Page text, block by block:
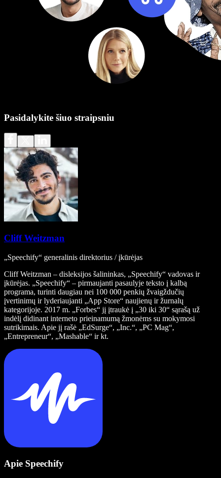
Pasidalykite šiuo straipsniu
Cliff Weitzman
„Speechify“ generalinis direktorius / įkūrėjas
Cliff Weitzman – disleksijos šalininkas, „Speechify“ vadovas ir
įkūrėjas. „Speechify“ – pirmaujanti pasaulyje teksto į kalbą
programa, turinti daugiau nei 100 000 penkių žvaigždučių
įvertinimų ir lyderiaujanti „App Store“ naujienų ir žurnalų
kategorijoje. 2017 m. „Forbes“ jį įtraukė į „30 iki 30“ sąrašą už
indėlį didinant interneto prieinamumą žmonėms su mokymosi
sutrikimais. Apie jį rašė „EdSurge“, „Inc.“, „PC Mag“,
„Entrepreneur“, „Mashable“ ir kt.
Apie Speechify